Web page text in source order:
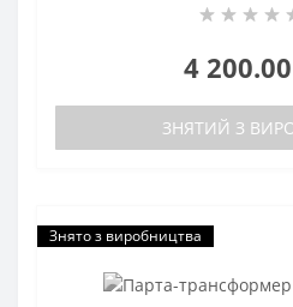
4
ЗНЯТИЙ З
Знято з виробництва